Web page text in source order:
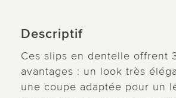
Descriptif
Ces slips en dentelle offrent
avantages : un look très
une coupe adaptée pour un